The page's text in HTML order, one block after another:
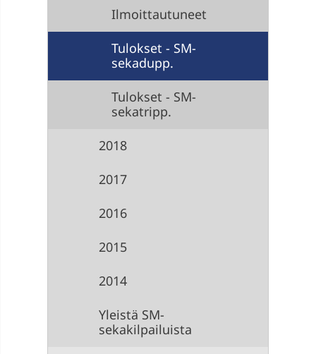
Ilmoittautuneet
Tulokset - SM-
sekadupp.
Tulokset - SM-
sekatripp.
2018
2017
2016
2015
2014
Yleistä SM-
sekakilpailuista